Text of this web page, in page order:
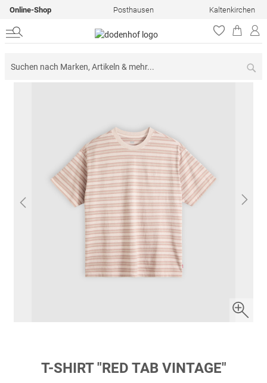
Online-Shop Posthausen Kaltenkirchen
T-SHIRT "RED TAB VINTAGE"